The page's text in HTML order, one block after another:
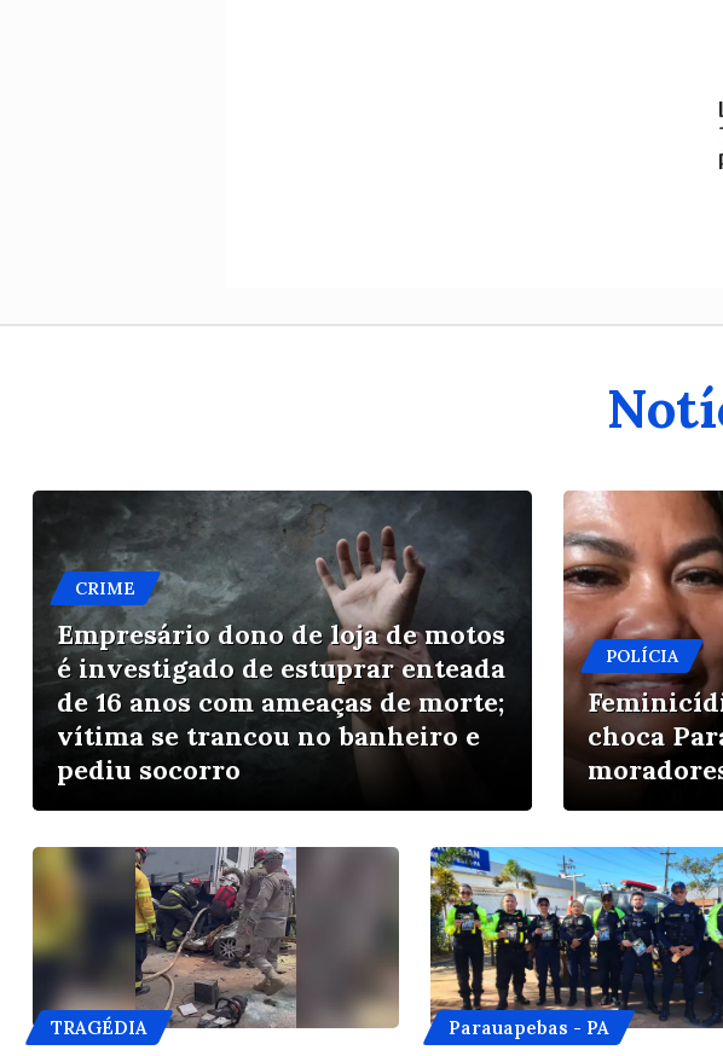
CRIME
Empresário dono de loja de motos
é investigado de estuprar enteada
de 16 anos com ameaças de morte;
vítima se trancou no banheiro e
pediu socorro
POLÍCIA
choca
TRAGÉDIA Parauapebas - PA